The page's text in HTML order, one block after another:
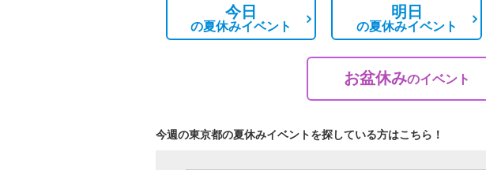
今日
の夏休みイベント
明日
の夏休みイベント
お盆休みのイベント
今週の東京都の夏休みイベントを探している方はこちら！